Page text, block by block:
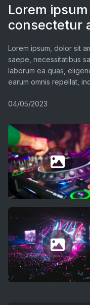
Lorem
consectetur
Lorem ipsum, dolor sit
saepe, necessitatibus
laborum ea quas,
earum omnis repellat,
04/05/2023